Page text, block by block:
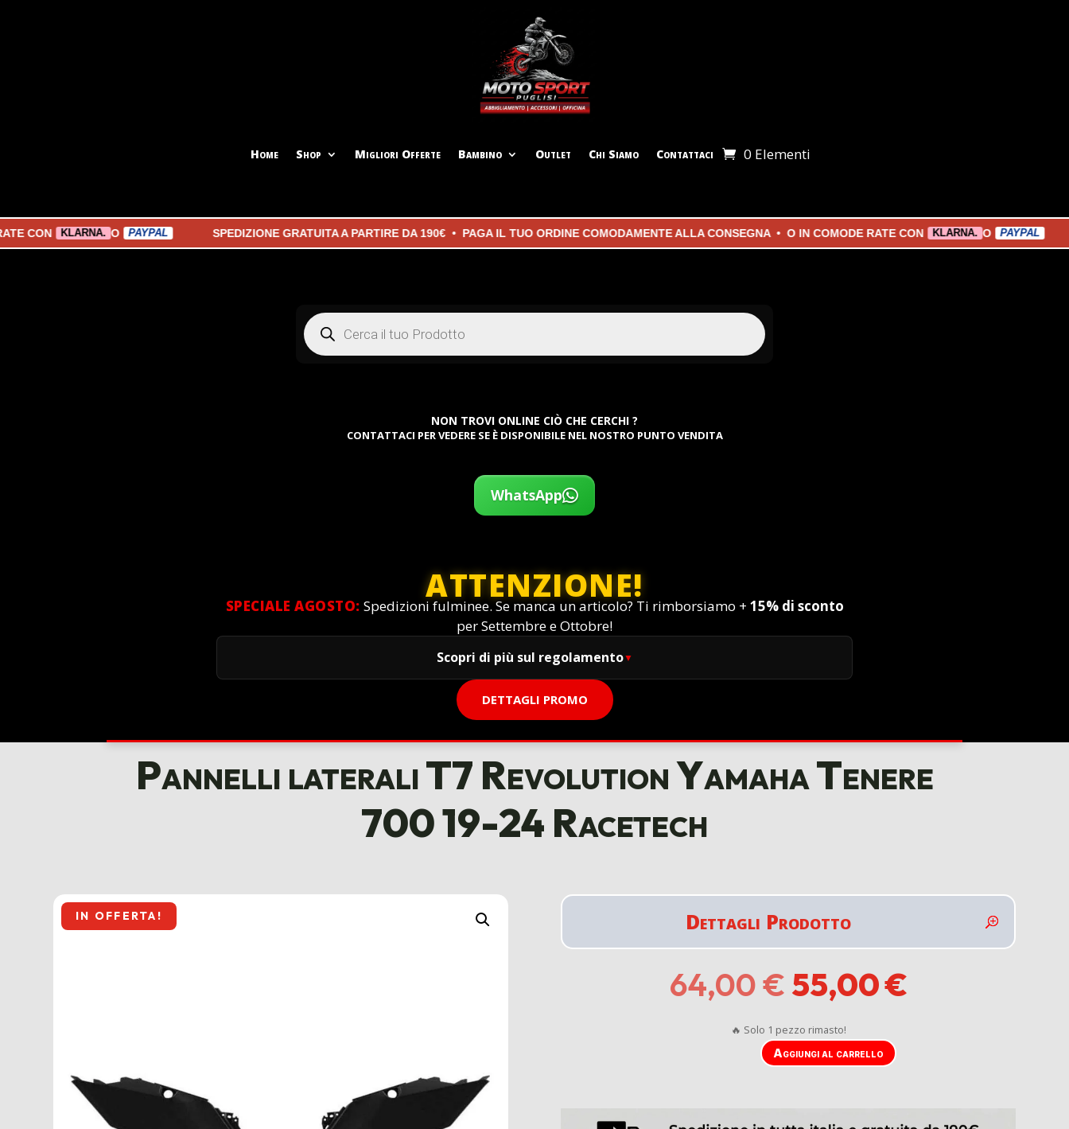
Home Shop Migliori Offerte Bambino Outlet Chi Siamo Contattaci 0 Elementi
KLARNA. O PAYPAL SPEDIZIONE GRATUITA A PARTIRE DA 190€ • PAGA IL TUO ORDINE COMODAMENTE ALLA CONSEGNA • O IN COMODE RATE CON KLARNA. O PAYPAL
Products
search
NON TROVI ONLINE CIÒ CHE CERCHI ?
CONTATTACI PER VEDERE SE È DISPONIBILE NEL NOSTRO PUNTO VENDITA
WhatsApp
ATTENZIONE!
SPECIALE AGOSTO: Spedizioni fulminee. Se manca un articolo? Ti rimborsiamo + 15% di sconto
per Settembre e Ottobre!
Scopri di più sul regolamento
DETTAGLI PROMO
Pannelli laterali T7 Revolution Yamaha Tenere
700 19-24 Racetech
IN OFFERTA! Dettagli Prodotto
64,00€ Il
prezzo
originale
era:
64,00 €.
55,00€Ilprezzo
🔥 Solo 1 pezzo rimasto!
Aggiungi al carrello